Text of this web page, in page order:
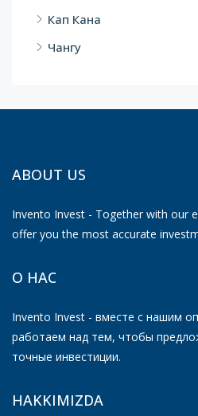
Кап Кана
Чангу
ABOUT US
Invento Invest - Together with our
offer you the most accurate
О НАС
Invento Invest - вместе с нашим
работаем над тем, чтобы
точные инвестиции.
HAKKIMIZDA